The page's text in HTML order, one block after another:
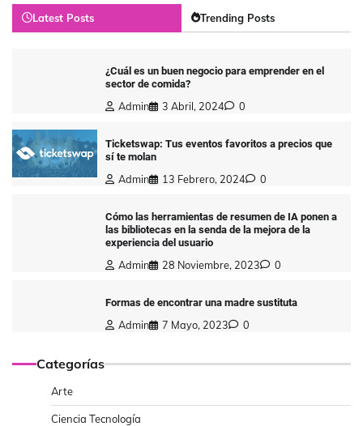
Latest Posts Trending Posts
¿Cuál es un buen negocio para emprender en el
sector de comida?
Admin 3 Abril, 2024 0
Ticketswap: Tus eventos favoritos a precios que
sí te molan
Admin 13 Febrero, 2024 0
Cómo las herramientas de resumen de IA ponen a
las bibliotecas en la senda de la mejora de la
experiencia del usuario
Admin 28 Noviembre, 2023 0
Formas de encontrar una madre sustituta
Admin 7 Mayo, 2023 0
Categorías
Arte
Ciencia Tecnología